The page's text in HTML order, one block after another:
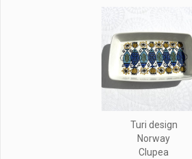
Turi design
Norway
Clupea